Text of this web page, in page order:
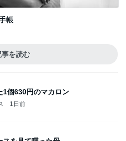
1日前
1日前
での息子の様子
22時間前